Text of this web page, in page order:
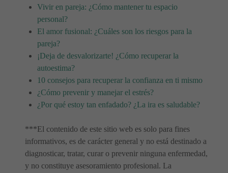
Vivir en pareja: ¿Cómo mantener tu espacio
personal?
El amor fusional: ¿Cuáles son los riesgos para la
pareja?
¡Deja de desvalorizarte! ¿Cómo recuperar la
autoestima?
10 consejos para recuperar la confianza en ti mismo
¿Cómo prevenir y manejar el estrés?
¿Por qué estoy tan enfadado? ¿La ira es saludable?
***El contenido de este sitio web es solo para fines
informativos, es de carácter general y no está destinado a
diagnosticar, tratar, curar o prevenir ninguna enfermedad,
y no constituye asesoramiento profesional. La